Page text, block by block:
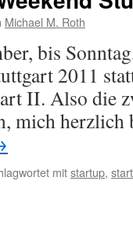
Michael M. Roth
bis
2011
II. Also die
mich herzlich
mitstartup,